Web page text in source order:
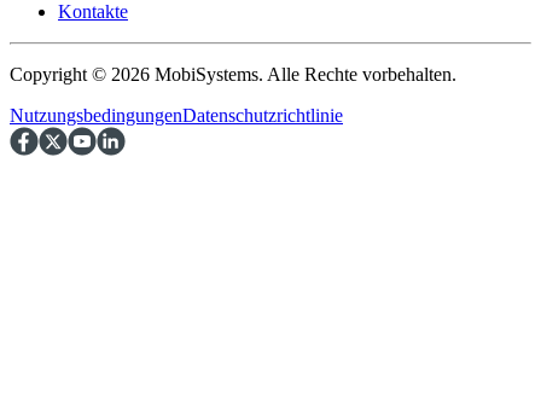
Kontakte
Copyright © 2026 MobiSystems. Alle Rechte vorbehalten.
NutzungsbedingungenDatenschutzrichtlinie